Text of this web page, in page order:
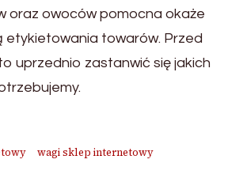
oraz owoców pomocna okaże
etykietowania towarów. Przed
uprzednio zastanwić się jakich
wagi sklep internetowy